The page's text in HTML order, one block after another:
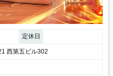
定休日
西第五ビル302